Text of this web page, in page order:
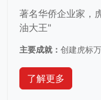
著名华侨企业家，
油大王"
主要成就： 创建虎标
了解更多